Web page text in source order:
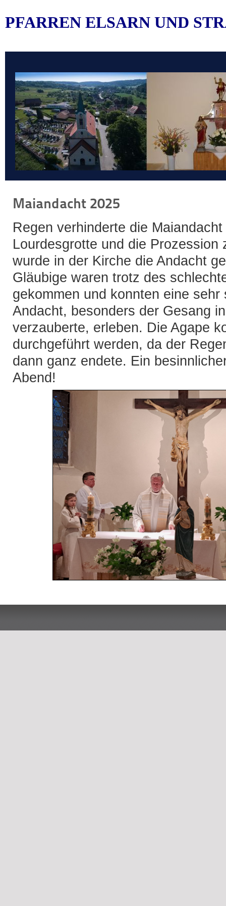
PFARREN ELSARN UND
Maiandacht 2025
Regen verhinderte die
Lourdesgrotte und die Prozession
wurde in der Kirche die Andacht
Gläubige waren trotz des
gekommen und konnten eine sehr
Andacht, besonders der Gesang
verzauberte, erleben. Die Agape
durchgeführt werden, da der
dann ganz endete. Ein
Abend!